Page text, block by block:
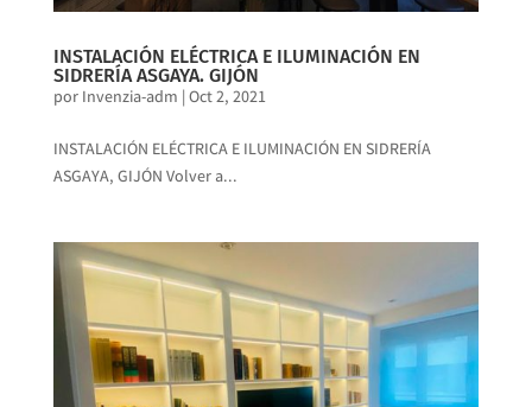
INSTALACIÓN ELÉCTRICA E ILUMINACIÓN EN
SIDRERÍA ASGAYA. GIJÓN
por Invenzia-adm | Oct 2, 2021
INSTALACIÓN ELÉCTRICA E ILUMINACIÓN EN SIDRERÍA
ASGAYA, GIJÓN Volver a...